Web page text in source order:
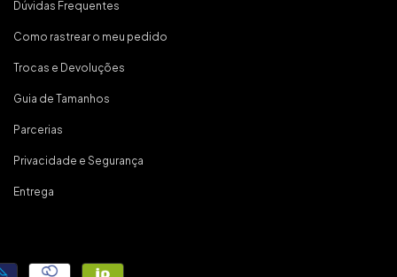
Dúvidas Frequentes
Como rastrear o meu pedido
Trocas e Devoluções
Guia de Tamanhos
Parcerias
Privacidade e Segurança
Entrega